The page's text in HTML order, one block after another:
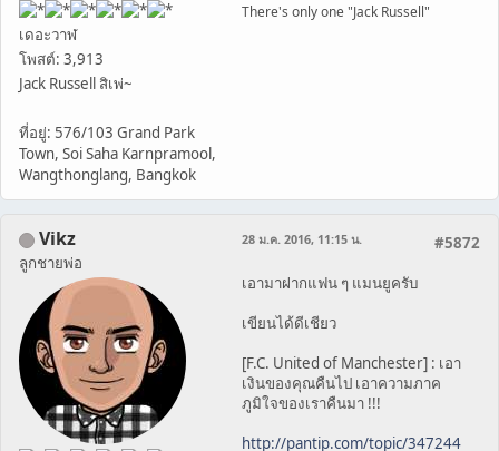
เดอะวาฬ
โพสต์: 3,913
Jack Russell สิเพ่~
ที่อยู่: 576/103 Grand Park
Town, Soi Saha Karnpramool,
Wangthonglang, Bangkok
There's only one "Jack Russell"
Vikz
ลูกชายพ่อ
#5872
28 ม.ค. 2016, 11:15 น.
เอามาฝากแฟน ๆ แมนยูครับ
เขียนได้ดีเชียว
[F.C. United of Manchester] : เอา
เงินของคุณคืนไป เอาความภาค
ภูมิใจของเราคืนมา !!!
http://pantip.com/topic/347244